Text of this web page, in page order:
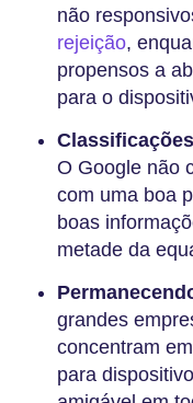
não
rejeição,
propensos a
para o
O Google não
com uma boa
boas
metade da
grandes
concentram
para